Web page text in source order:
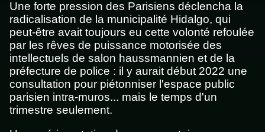
Une forte pression des Parisiens déclencha la
radicalisation de la municipalité Hidalgo, qui
peut-être avait toujours eu cette volonté refoulée
par les rêves de puissance motorisée des
intellectuels de salon haussmannien et de la
préfecture de police : il y aurait début 2022 une
consultation pour piétonniser l'espace public
parisien intra-muros... mais le temps d'un
trimestre seulement.